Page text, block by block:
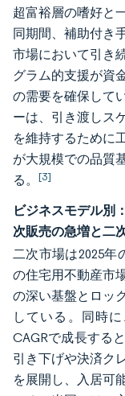
超富裕層の嗜好と
同期間、補助付き
市場において引き
グラム的支援が資
の需要を確保して
ーは、引き渡しス
を維持するために
が大規模での品質
る。 [3]
ビジネスモデル別
次販売の急増と二
二次市場は2025年
の住宅用不動産市
の深い基盤とロッ
している。同時
CAGRで成長する
引き下げや決済ク
を展開し、入居可